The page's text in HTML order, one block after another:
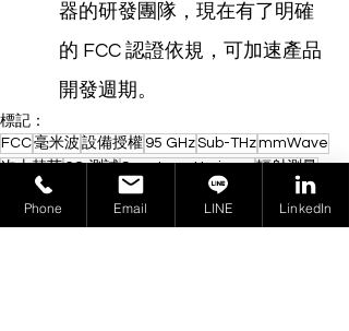
器的研發團隊，現在有了明確
的 FCC 認證依規，可加速產品
開發週期。
標記：
FCC毫米波 設備授權 95 GHzSub-THzmmWave
次太赫茲6G 測試Spectrum Horizons輻射測量
KDB 800303
頻譜地平線
Phone Email LINE LinkedIn